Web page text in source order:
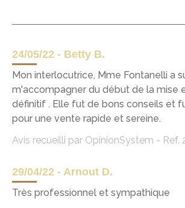
24/05/22 - Betty B.
Mon interlocutrice, Mme Fontanelli a
m'accompagner du début de la mise
définitif . Elle fut de bons conseils et
pour une vente rapide et sereine.
Avis recueilli par OpinionSystem - Ref.
29/04/22 - Arnout D.
Très professionnel et sympathique